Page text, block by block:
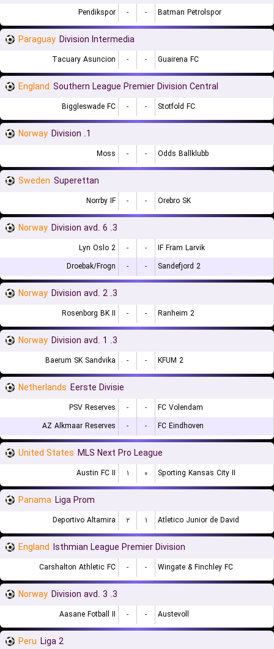
Pendikspor - - Batman Petrolspor
Paraguay Division Intermedia
Tacuary Asuncion - - Guairena FC
England Southern League Premier Division Central
Biggleswade FC - - Stotfold FC
Norway 1. Division
Moss - - Odds Ballklubb
Sweden Superettan
Norrby IF - - Orebro SK
Norway 3. Division avd. 6
Lyn Oslo 2 - -
IF Fram Larvik
Droebak/Frogn
- - Sandefjord 2
Norway 3. Division avd. 2
Rosenborg BK II - - Ranheim 2
Norway 3. Division avd. 1
Baerum SK Sandvika - - KFUM 2
Netherlands Eerste Divisie
PSV Reserves - -
FC Volendam
AZ Alkmaar Reserves
- - FC Eindhoven
United States MLS Next Pro League
Austin FC II ۱ ۰ Sporting Kansas City II
Panama Liga Prom
Deportivo Altamira ۲ ۱ Atletico Junior de David
England Isthmian League Premier Division
Carshalton Athletic FC - - Wingate & Finchley FC
Norway 3. Division avd. 3
Aasane Fotball II - - Austevoll
Peru Liga 2